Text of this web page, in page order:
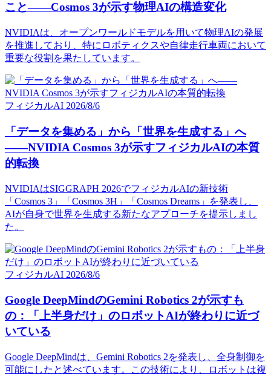
こと——Cosmos 3が示す物理AIの構造変化
NVIDIAは、オープンワールドモデルを用いて物理AIの発展
を推進しており、特にロボティクスや自律走行車両において
重要な役割を果たしています。
フィジカルAI 2026/8/6
「データを集める」から「世界を生成する」へ
——NVIDIA Cosmos 3が示すフィジカルAIの本質
的転換
NVIDIAはSIGGRAPH 2026でフィジカルAIの新技術
「Cosmos 3」「Cosmos 3H」「Cosmos Dreams」を発表し、
AIが自身で世界を生成する新たなアプローチを提示しまし
た。
フィジカルAI 2026/8/6
Google DeepMindのGemini Robotics 2が示すも
の：「上半身だけ」のロボットAIが終わりに近づ
いている
Google DeepMindは、Gemini Robotics 2を発表し、全身制御を
可能にしたと述べています。この技術により、ロボットは複